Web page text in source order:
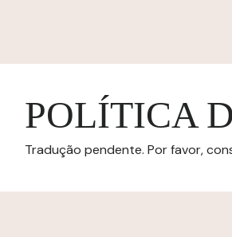
POLÍTICA
Tradução pendente. Por favor,